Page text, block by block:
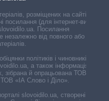
розміщених на сайті,
посилання (для інтернет-видань
Посилання
незалежно від повного або
політиків і чиновників,
а також інформація про
зібрана й опрацьована ТОВ «ІА
«ІА Слово і Діло».
slovoidilo.ua, створені ГО